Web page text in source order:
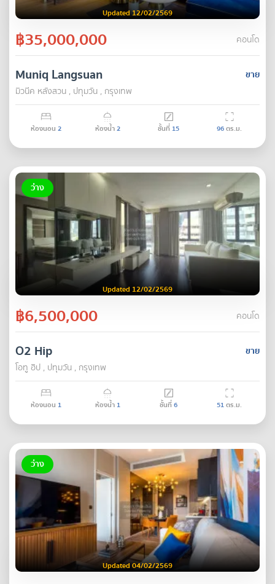
Updated 12/02/2569
฿35,000,000 คอนโด
ขาย
Muniq Langsuan
มิวนีค หลังสวน , ปทุมวัน , กรุงเทพ
ห้องนอน 2 ห้องน้ำ2 ชั้นที่ 15 96ตร.ม.
ว่าง
Updated 12/02/2569
฿6,500,000 คอนโด
ขาย
O2 Hip
โอทู ฮิป , ปทุมวัน , กรุงเทพ
ห้องนอน 1 ห้องน้ำ 1 ชั้นที่6 51ตร.ม.
ว่าง
Updated 04/02/2569